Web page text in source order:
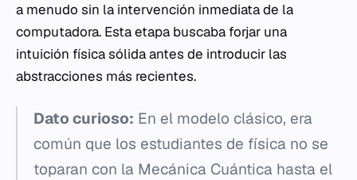
a menudo sin la intervención inmediata de la
computadora. Esta etapa buscaba forjar una
intuición física sólida antes de introducir las
abstracciones más recientes.
Dato curioso: En el modelo clásico, era
común que los estudiantes de física no se
toparan con la Mecánica Cuántica hasta el